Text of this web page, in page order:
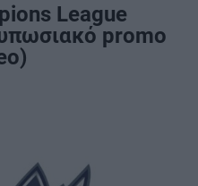
League
promo